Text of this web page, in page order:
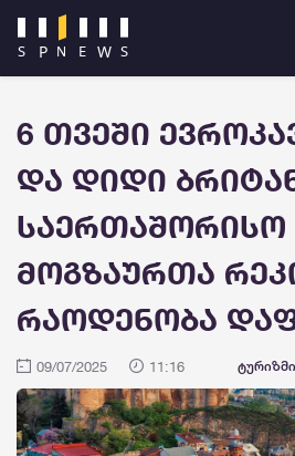
6 თვეში
და დიდი
საერთაშორისო
მოგზაურთა
რაოდენობა
09/07/2025 11:16 ტურიზმი